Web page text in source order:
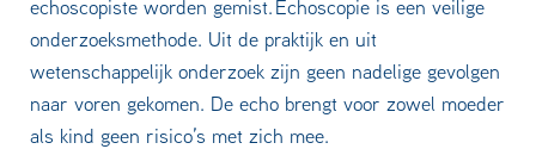
echoscopiste worden gemist. Echoscopie is een veilige
onderzoeksmethode. Uit de praktijk en uit
wetenschappelijk onderzoek zijn geen nadelige gevolgen
naar voren gekomen. De echo brengt voor zowel moeder
als kind geen risico’s met zich mee.